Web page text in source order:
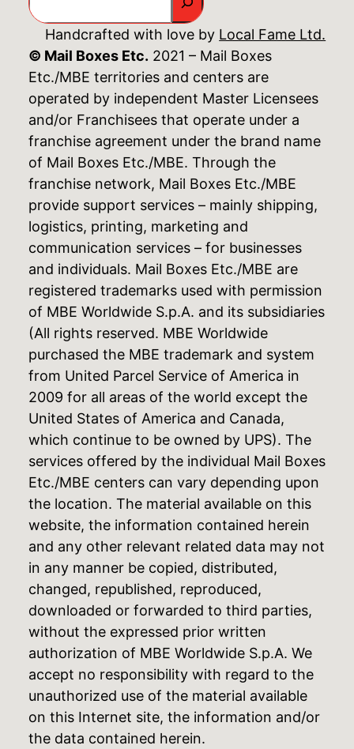
Handcrafted with love by Local Fame Ltd.
© Mail Boxes Etc. 2021 – Mail Boxes
Etc./MBE territories and centers are
operated by independent Master Licensees
and/or Franchisees that operate under a
franchise agreement under the brand name
of Mail Boxes Etc./MBE. Through the
franchise network, Mail Boxes Etc./MBE
provide support services – mainly shipping,
logistics, printing, marketing and
communication services – for businesses
and individuals. Mail Boxes Etc./MBE are
registered trademarks used with permission
of MBE Worldwide S.p.A. and its subsidiaries
(All rights reserved. MBE Worldwide
purchased the MBE trademark and system
from United Parcel Service of America in
2009 for all areas of the world except the
United States of America and Canada,
which continue to be owned by UPS). The
services offered by the individual Mail Boxes
Etc./MBE centers can vary depending upon
the location. The material available on this
website, the information contained herein
and any other relevant related data may not
in any manner be copied, distributed,
changed, republished, reproduced,
downloaded or forwarded to third parties,
without the expressed prior written
authorization of MBE Worldwide S.p.A. We
accept no responsibility with regard to the
unauthorized use of the material available
on this Internet site, the information and/or
the data contained herein.